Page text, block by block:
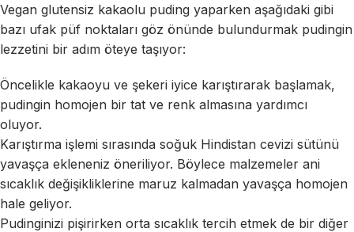
Vegan glutensiz kakaolu puding yaparken aşağıdaki gibi
bazı ufak püf noktaları göz önünde bulundurmak pudingin
lezzetini bir adım öteye taşıyor:
Öncelikle kakaoyu ve şekeri iyice karıştırarak başlamak,
pudingin homojen bir tat ve renk almasına yardımcı
oluyor.
Karıştırma işlemi sırasında soğuk Hindistan cevizi sütünü
yavaşça ekleneniz öneriliyor. Böylece malzemeler ani
sıcaklık değişikliklerine maruz kalmadan yavaşça homojen
hale geliyor.
Pudinginizi pişirirken orta sıcaklık tercih etmek de bir diğer